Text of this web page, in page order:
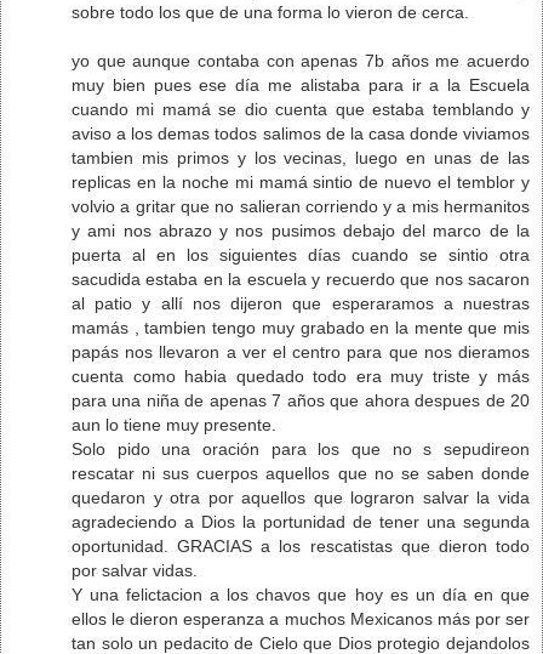
sobre todo los que de una forma lo vieron de cerca.
yo que aunque contaba con apenas 7b años me acuerdo
muy bien pues ese día me alistaba para ir a la Escuela
cuando mi mamá se dio cuenta que estaba temblando y
aviso a los demas todos salimos de la casa donde viviamos
tambien mis primos y los vecinas, luego en unas de las
replicas en la noche mi mamá sintio de nuevo el temblor y
volvio a gritar que no salieran corriendo y a mis hermanitos
y ami nos abrazo y nos pusimos debajo del marco de la
puerta al en los siguientes días cuando se sintio otra
sacudida estaba en la escuela y recuerdo que nos sacaron
al patio y allí nos dijeron que esperaramos a nuestras
mamás , tambien tengo muy grabado en la mente que mis
papás nos llevaron a ver el centro para que nos dieramos
cuenta como habia quedado todo era muy triste y más
para una niña de apenas 7 años que ahora despues de 20
aun lo tiene muy presente.
Solo pido una oración para los que no s sepudireon
rescatar ni sus cuerpos aquellos que no se saben donde
quedaron y otra por aquellos que lograron salvar la vida
agradeciendo a Dios la portunidad de tener una segunda
oportunidad. GRACIAS a los rescatistas que dieron todo
por salvar vidas.
Y una felictacion a los chavos que hoy es un día en que
ellos le dieron esperanza a muchos Mexicanos más por ser
tan solo un pedacito de Cielo que Dios protegio dejandolos